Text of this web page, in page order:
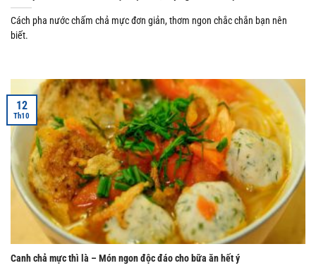
Cách pha nước chấm chả mực đơn giản, thơm ngon chắc chắn bạn nên
biết.
Canh chả mực thì là – Món ngon độc đáo cho bữa ăn hết ý
12
Th10